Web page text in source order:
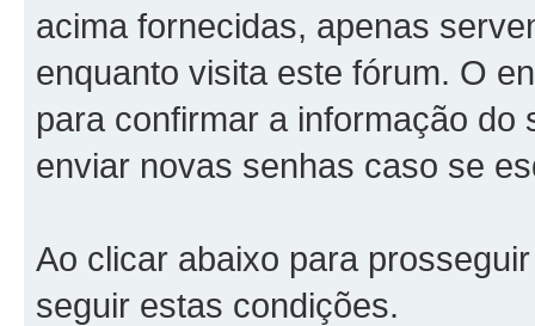
acima fornecidas, apenas
enquanto visita este fórum. O
para confirmar a informação
enviar novas senhas caso se
Ao clicar abaixo para
seguir estas condições.